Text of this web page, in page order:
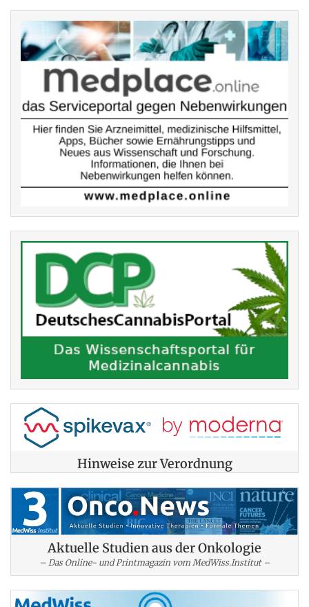
Hinweise zur Verordnung
Aktuelle Studien aus der Onkologie
– Das Online- und Printmagazin vom MedWiss.Institut –